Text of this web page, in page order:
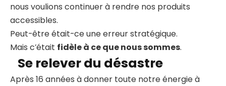
nous voulions continuer à rendre nos produits
accessibles.
Peut-être était-ce une erreur stratégique.
Mais c’était fidèle à ce que nous sommes.
Se relever du désastre
Après 16 années à donner toute notre énergie à